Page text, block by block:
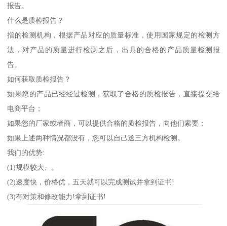
报告。
什么是质检报告？
指的检测机构，根据产品对应的质量标准，使用国家规定的检测方
法，对产品的质量进行检测之后，出具的合格的产品质量检测报
告。
如何获取质检报告？
如果您的产品已经经过检测，获取了合格的质检报告，直接提交给
电商平台；
如果您的厂家或者商，可以提供合格的质检报告，向他们索要；
如果上述两种情况都没有，您可以自己送三方机构检测。
我们的优势:
(1)规模较大、。
(2)速度快，价格优，五天就可以完成测试并拿到证书!
(3)有对策和修改能力!拿到证书!